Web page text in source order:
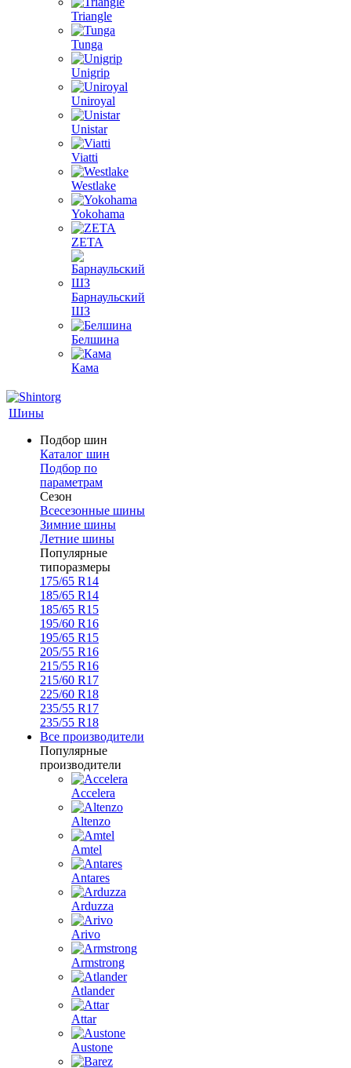
Triangle
Tunga
Unigrip
Uniroyal
Unistar
Viatti
Westlake
Yokohama
ZETA
Барнаульский
ШЗ
Белшина
Кама
Шины
Подбор шин
Каталог шин
Подбор по
параметрам
Сезон
Всесезонные шины
Зимние шины
Летние шины
Популярные
типоразмеры
175/65 R14
185/65 R14
185/65 R15
195/60 R16
195/65 R15
205/55 R16
215/55 R16
215/60 R17
225/60 R18
235/55 R17
235/55 R18
Все производители
Популярные
производители
Accelera
Altenzo
Amtel
Antares
Arduzza
Arivo
Armstrong
Atlander
Attar
Austone